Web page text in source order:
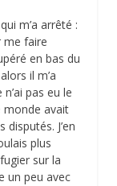
m’a arrêté :
me faire
en bas du
il m’a
pas eu le
monde avait
J’en
plus
sur la
un peu avec